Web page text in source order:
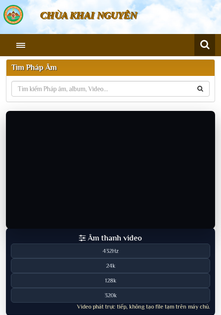
CHÙA KHAI NGUYÊN
Tìm Pháp Âm
Âm thanh video
432Hz
24k
128k
320k
Video phát trực tiếp, không tạo file tạm trên máy chủ.